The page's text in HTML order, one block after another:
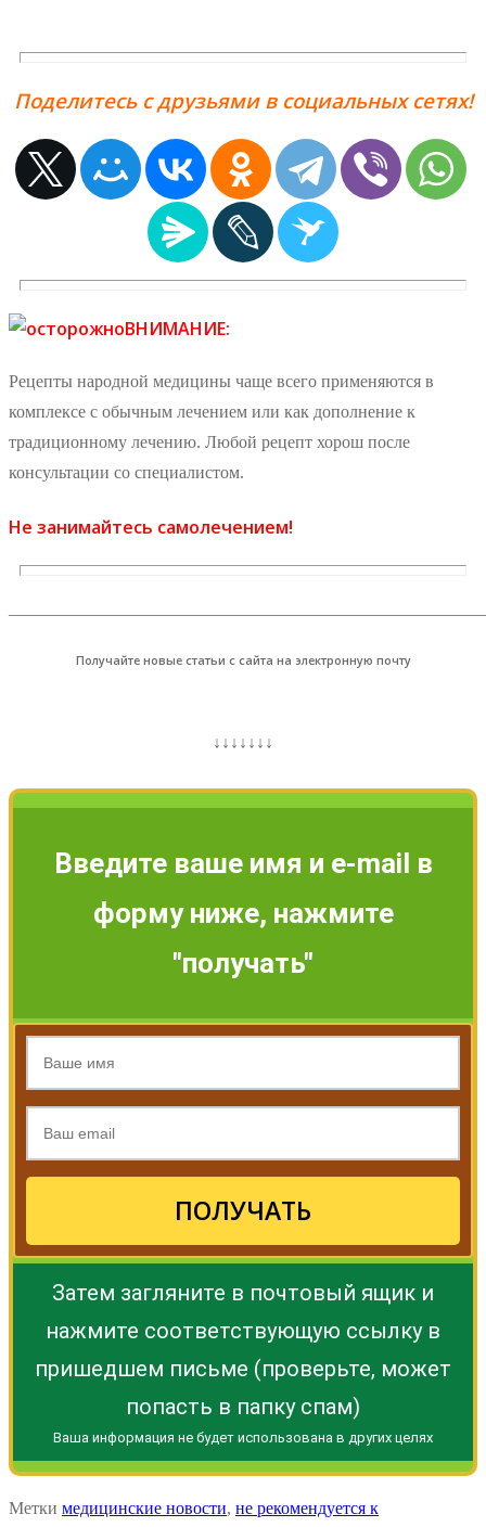
Поделитесь с друзьями в социальных сетях!
ВНИМАНИЕ:
Рецепты народной медицины чаще всего применяются в
комплексе с обычным лечением или как дополнение к
традиционному лечению. Любой рецепт хорош после
консультации со специалистом.
Не занимайтесь самолечением!
Получайте новые статьи с сайта на электронную почту
↓↓↓↓↓↓↓
Введите ваше имя и e-mail в
форму ниже, нажмите
"получать"
ПОЛУЧАТЬ
Затем загляните в почтовый ящик и
нажмите соответствующую ссылку в
пришедшем письме (проверьте, может
попасть в папку спам)
Ваша информация не будет использована в других целях
Метки медицинские новости, не рекомендуется к